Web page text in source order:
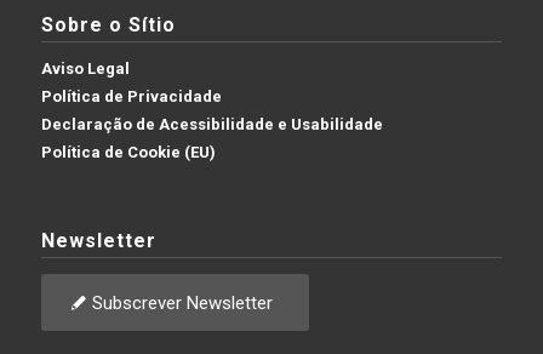
Sobre o Sítio
Aviso Legal
Política de Privacidade
Declaração de Acessibilidade e Usabilidade
Política de Cookie (EU)
Newsletter
Subscrever Newsletter